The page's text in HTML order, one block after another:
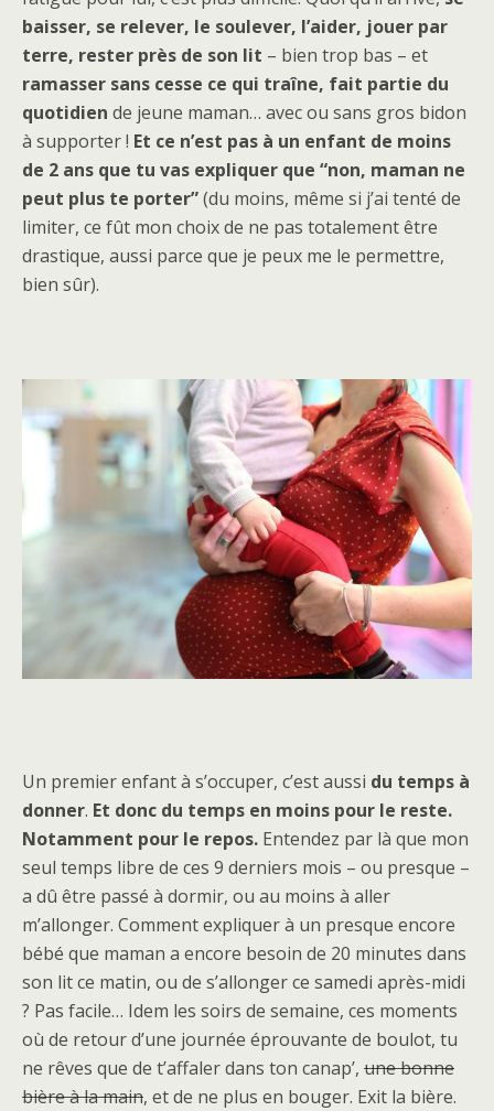
baisser, se relever, le soulever, l’aider, jouer par
terre, rester près de son lit – bien trop bas – et
ramasser sans cesse ce qui traîne, fait partie du
quotidien de jeune maman… avec ou sans gros bidon
à supporter ! Et ce n’est pas à un enfant de moins
de 2 ans que tu vas expliquer que “non, maman ne
peut plus te porter”(du moins, même si j’ai tenté de
limiter, ce fût mon choix de ne pas totalement être
drastique, aussi parce que je peux me le permettre,
bien sûr).
Un premier enfant à s’occuper, c’est aussi du temps à
donner. Et donc du temps en moins pour le reste.
Notamment pour le repos. Entendez par là que mon
seul temps libre de ces 9 derniers mois – ou presque –
a dû être passé à dormir, ou au moins à aller
m’allonger. Comment expliquer à un presque encore
bébé que maman a encore besoin de 20 minutes dans
son lit ce matin, ou de s’allonger ce samedi après-midi
? Pas facile… Idem les soirs de semaine, ces moments
où de retour d’une journée éprouvante de boulot, tu
ne rêves que de t’affaler dans ton canap’, une bonne
bière à la main, et de ne plus en bouger. Exit la bière.